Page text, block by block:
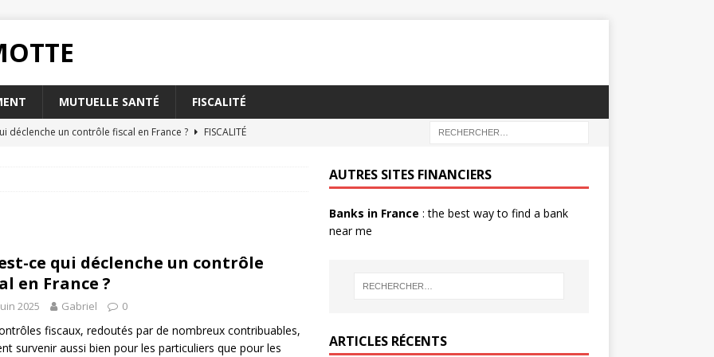
MUTUELLE SANTÉ FISCALITÉ
déclenche un contrôle fiscal en France ?
FISCALITÉ
envoyer un RIB par mail en toute sécurité ? QUOTIDIEN
ce qui déclenche un contrôle
en France ?
2025 Gabriel 0
fiscaux, redoutés par de nombreux contribuables,
survenir aussi bien pour les particuliers que pour les
AUTRES SITES FINANCIERS
Banks in France : the best way to find a bank
near me
ARTICLES RÉCENTS